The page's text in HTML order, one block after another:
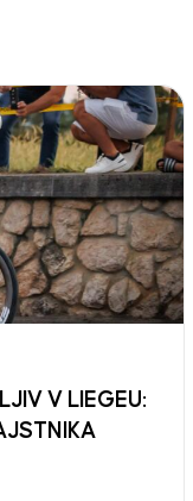
V LIEGEU: